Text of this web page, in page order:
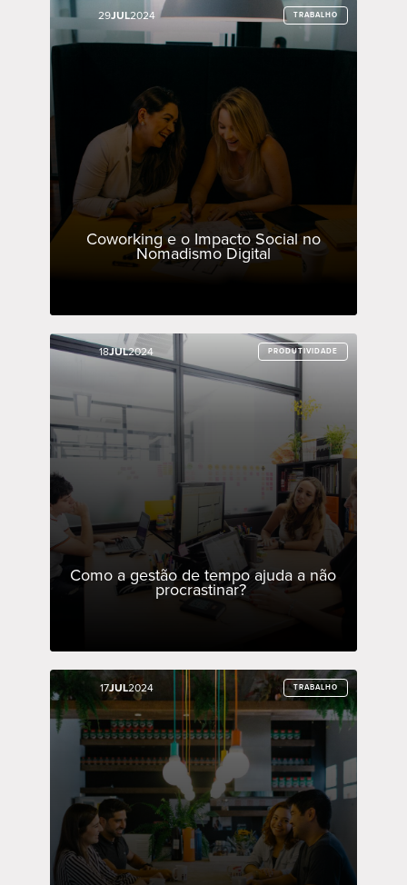
29JUL2024 TRABALHO
Coworking e o Impacto Social no
Nomadismo Digital
29JUL2024 TRABALHO
18JUL2024 PRODUTIVIDADE
Como a gestão de tempo ajuda a não
procrastinar?
18JUL2024 PRODUTIVIDADE
17JUL2024 TRABALHO
17JUL2024 TRABALHO